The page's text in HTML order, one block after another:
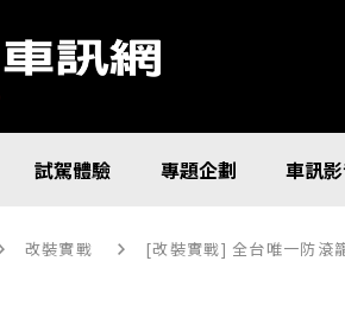
試駕體驗 專題企劃 車訊
改裝實戰 [改裝實戰] 全台唯一防滾